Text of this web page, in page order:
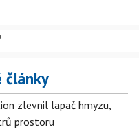
články
zlevnil lapač hmyzu,
prostoru